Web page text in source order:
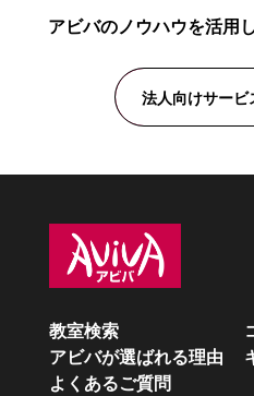
アビバのノウハウを活用
法人向けサービ
教室検索
アビバが選ばれる理由
よくあるご質問